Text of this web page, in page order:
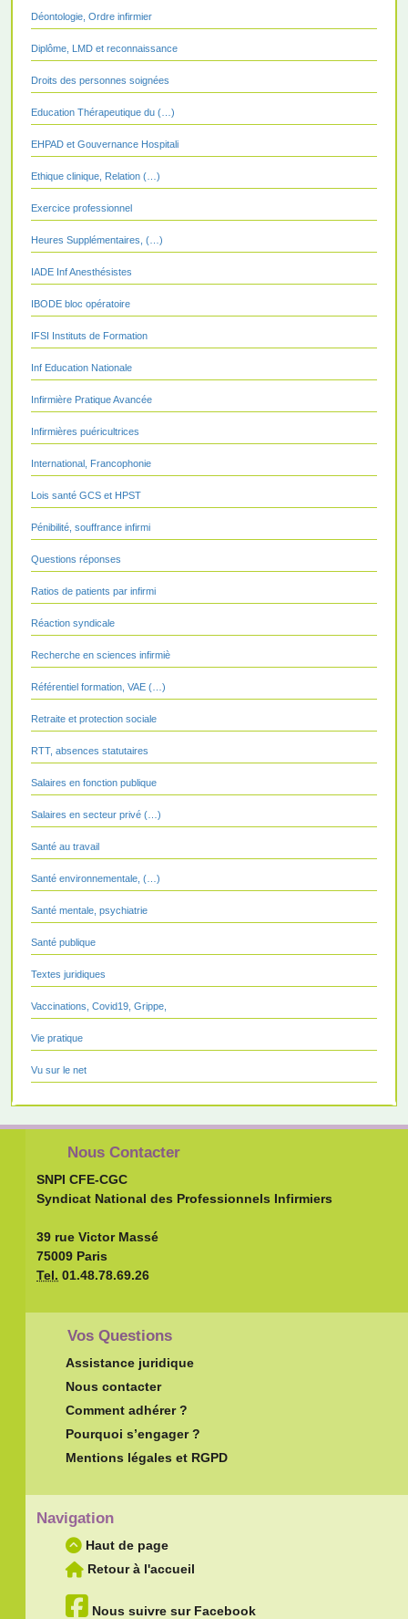
Déontologie, Ordre infirmier
Diplôme, LMD et reconnaissance
Droits des personnes soignées
Education Thérapeutique du (…)
EHPAD et Gouvernance Hospitali
Ethique clinique, Relation (…)
Exercice professionnel
Heures Supplémentaires, (…)
IADE Inf Anesthésistes
IBODE bloc opératoire
IFSI Instituts de Formation
Inf Education Nationale
Infirmière Pratique Avancée
Infirmières puéricultrices
International, Francophonie
Lois santé GCS et HPST
Pénibilité, souffrance infirmi
Questions réponses
Ratios de patients par infirmi
Réaction syndicale
Recherche en sciences infirmiè
Référentiel formation, VAE (…)
Retraite et protection sociale
RTT, absences statutaires
Salaires en fonction publique
Salaires en secteur privé (…)
Santé au travail
Santé environnementale, (…)
Santé mentale, psychiatrie
Santé publique
Textes juridiques
Vaccinations, Covid19, Grippe,
Vie pratique
Vu sur le net
Nous Contacter
SNPI CFE-CGC
Syndicat National des Professionnels Infirmiers
39 rue Victor Massé
75009 Paris
Tel. 01.48.78.69.26
Vos Questions
Assistance juridique
Nous contacter
Comment adhérer ?
Pourquoi s’engager ?
Mentions légales et RGPD
Navigation
Haut de page
Retour à l'accueil
Nous suivre sur Facebook